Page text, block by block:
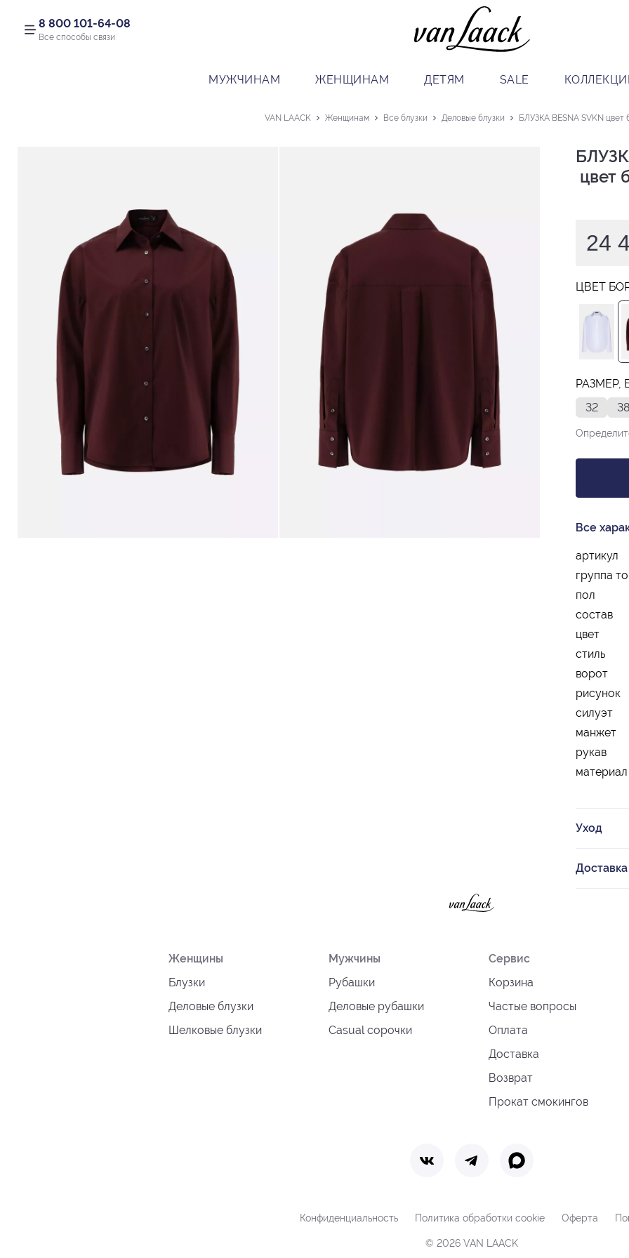
8 800 101-64-08
Все способы связи
МУЖЧИНАМ ЖЕНЩИНАМ ДЕТЯМ SALE
VAN LAACK Женщинам Все блузки Деловые блузки БЛУЗКА BESNA SVKN цвет
цвет
24
ЦВЕТ
РАЗМЕР,
32
38
Все
артикул
группа
пол
состав
цвет
стиль
ворот
рисунок
силуэт
манжет
рукав
материал
Уход
Женщины
Блузки
Деловые блузки
Шелковые блузки
Мужчины
Рубашки
Деловые рубашки
Casual сорочки
Сервис
Корзина
Частые вопросы
Оплата
Доставка
Возврат
Прокат смокингов
Конфиденциальность Политика обработки cookie Оферта
© 2026 VAN LAACK